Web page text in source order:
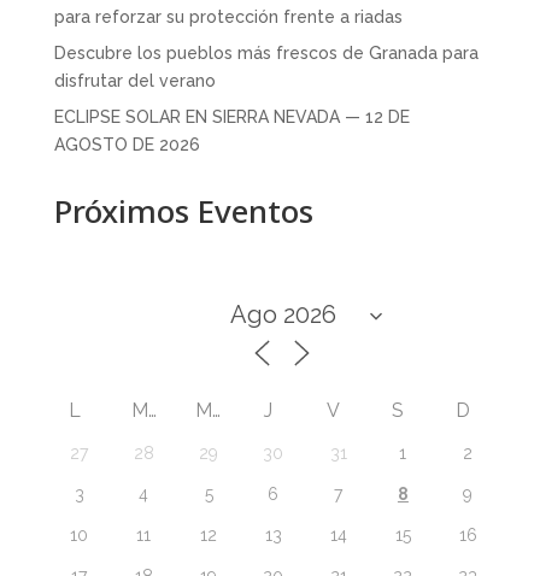
para reforzar su protección frente a riadas
Descubre los pueblos más frescos de Granada para
disfrutar del verano
ECLIPSE SOLAR EN SIERRA NEVADA — 12 DE
AGOSTO DE 2026
Próximos Eventos
L M M J V S D
27 28 29 30 31 1 2
3 4 5 6 7 8 9
10 11 12 13 14 15 16